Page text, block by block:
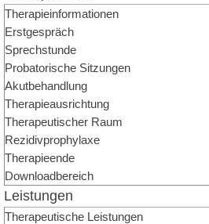
Therapieinformationen
Erstgespräch
Sprechstunde
Probatorische Sitzungen
Akutbehandlung
Therapieausrichtung
Therapeutischer Raum
Rezidivprophylaxe
Therapieende
Downloadbereich
Leistungen
Therapeutische Leistungen